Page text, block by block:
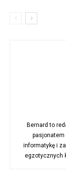
Bernard to
pasjonatem
informatykę i
egzotycznych